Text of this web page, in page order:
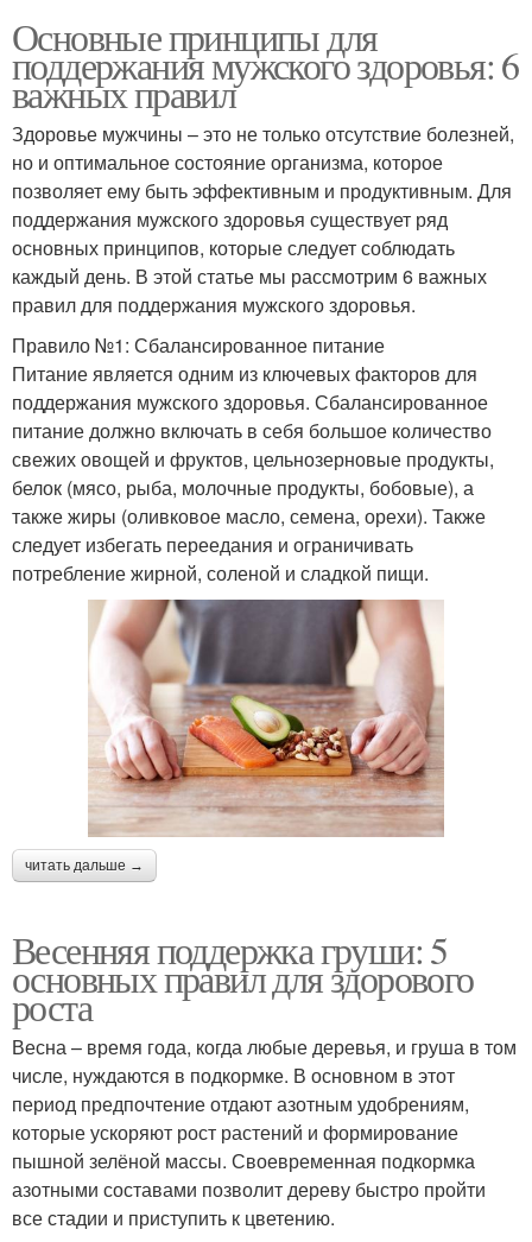
Основные принципы для
поддержания мужского здоровья: 6
важных правил
Здоровье мужчины – это не только отсутствие болезней,
но и оптимальное состояние организма, которое
позволяет ему быть эффективным и продуктивным. Для
поддержания мужского здоровья существует ряд
основных принципов, которые следует соблюдать
каждый день. В этой статье мы рассмотрим 6 важных
правил для поддержания мужского здоровья.
Правило №1: Сбалансированное питание
Питание является одним из ключевых факторов для
поддержания мужского здоровья. Сбалансированное
питание должно включать в себя большое количество
свежих овощей и фруктов, цельнозерновые продукты,
белок (мясо, рыба, молочные продукты, бобовые), а
также жиры (оливковое масло, семена, орехи). Также
следует избегать переедания и ограничивать
потребление жирной, соленой и сладкой пищи.
читать дальше →
Весенняя поддержка груши: 5
основных правил для здорового
роста
Весна – время года, когда любые деревья, и груша в том
числе, нуждаются в подкормке. В основном в этот
период предпочтение отдают азотным удобрениям,
которые ускоряют рост растений и формирование
пышной зелёной массы. Своевременная подкормка
азотными составами позволит дереву быстро пройти
все стадии и приступить к цветению.